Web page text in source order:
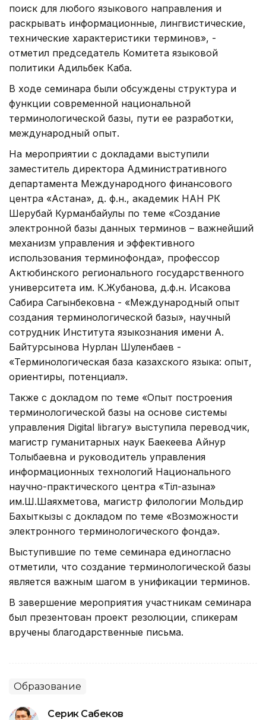
поиск для любого языкового направления и
раскрывать информационные, лингвистические,
технические характеристики терминов», -
отметил председатель Комитета языковой
политики Адильбек Каба.
В ходе семинара были обсуждены структура и
функции современной национальной
терминологической базы, пути ее разработки,
международный опыт.
На мероприятии с докладами выступили
заместитель директора Административного
департамента Международного финансового
центра «Астана», д. ф.н., академик НАН РК
Шерубай Курманбайулы по теме «Создание
электронной базы данных терминов – важнейший
механизм управления и эффективного
использования терминофонда», профессор
Актюбинского регионального государственного
университета им. К.Жубанова, д.ф.н. Исакова
Сабира Сагынбековна - «Международный опыт
создания терминологической базы», научный
сотрудник Института языкознания имени А.
Байтурсынова Нурлан Шуленбаев -
«Терминологическая база казахского языка: опыт,
ориентиры, потенциал».
Также с докладом по теме «Опыт построения
терминологической базы на основе системы
управления Digital library» выступила переводчик,
магистр гуманитарных наук Баекеева Айнур
Толыбаевна и руководитель управления
информационных технологий Национального
научно-практического центра «Тіл-Қазына»
им.Ш.Шаяхметова, магистр филологии Мольдир
Бахыткызы с докладом по теме «Возможности
электронного терминологического фонда».
Выступившие по теме семинара единогласно
отметили, что создание терминологической базы
является важным шагом в унификации терминов.
В завершение мероприятия участникам семинара
был презентован проект резолюции, спикерам
вручены благодарственные письма.
Образование
Серик Сабеков